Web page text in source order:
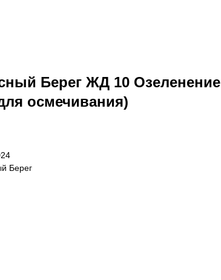
Берег ЖД 10 Озеленение
осмечивания)
Берег